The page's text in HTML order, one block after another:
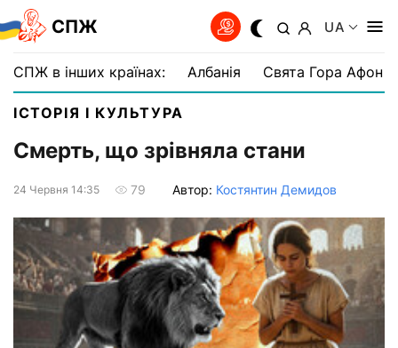
СПЖ UA
СПЖ в інших країнах: Албанія Свята Гора Афон
ІСТОРІЯ І КУЛЬТУРА
Смерть, що зрівняла стани
24 Червня 14:35 79 Автор: Костянтин Демидов